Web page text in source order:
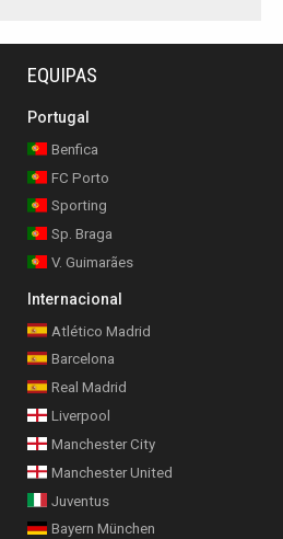
EQUIPAS
Portugal
Benfica
FC Porto
Sporting
Sp. Braga
V. Guimarães
Internacional
Atlético Madrid
Barcelona
Real Madrid
Liverpool
Manchester City
Manchester United
Juventus
Bayern München